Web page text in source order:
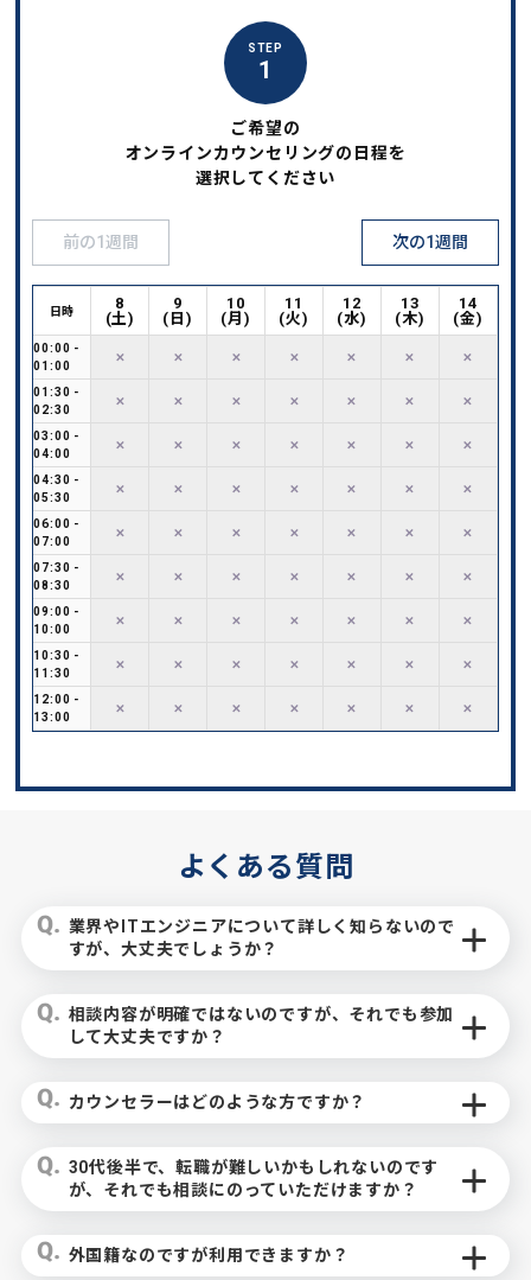
STEP
1
ご希望の
オンラインカウンセリングの日程を
選択してください
前の1週間 次の1週間
日時
00:00 -
01:00
01:30 -
02:30
03:00 -
04:00
04:30 -
05:30
06:00 -
07:00
07:30 -
08:30
09:00 -
10:00
10:30 -
11:30
12:00 -
13:00
8
(土)
✕
✕
✕
✕
✕
✕
✕
✕
✕
9
( 日)
✕
✕
✕
✕
✕
✕
✕
✕
✕
10
(月 )
✕
✕
✕
✕
✕
✕
✕
✕
✕
11
(火)
✕
✕
✕
✕
✕
✕
✕
✕
✕
12
(水)
✕
✕
✕
✕
✕
✕
✕
✕
✕
13
(木)
✕
✕
✕
✕
✕
✕
✕
✕
✕
14
(金)
✕
✕
✕
✕
✕
✕
✕
✕
✕
よくある質問
業界やITエンジニアについて詳しく知らないので
すが、大丈夫でしょうか？
相談内容が明確ではないのですが、それでも参加
して大丈夫ですか？
カウンセラーはどのような方ですか？
30代後半で、転職が難しいかもしれないのです
が、それでも相談にのっていただけますか？
外国籍なのですが利用できますか？